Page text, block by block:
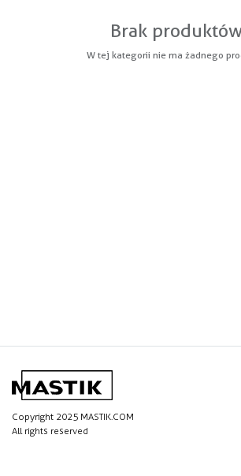
Brak
W tej kategorii nie ma żadnego
Copyright 2025 MASTIK.COM
All rights reserved